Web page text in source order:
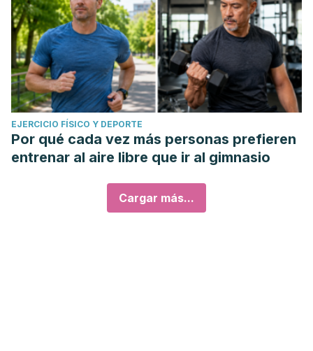
EJERCICIO FÍSICO Y DEPORTE
Por qué cada vez más personas prefieren
entrenar al aire libre que ir al gimnasio
Cargar más...